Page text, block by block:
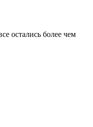
остались более чем